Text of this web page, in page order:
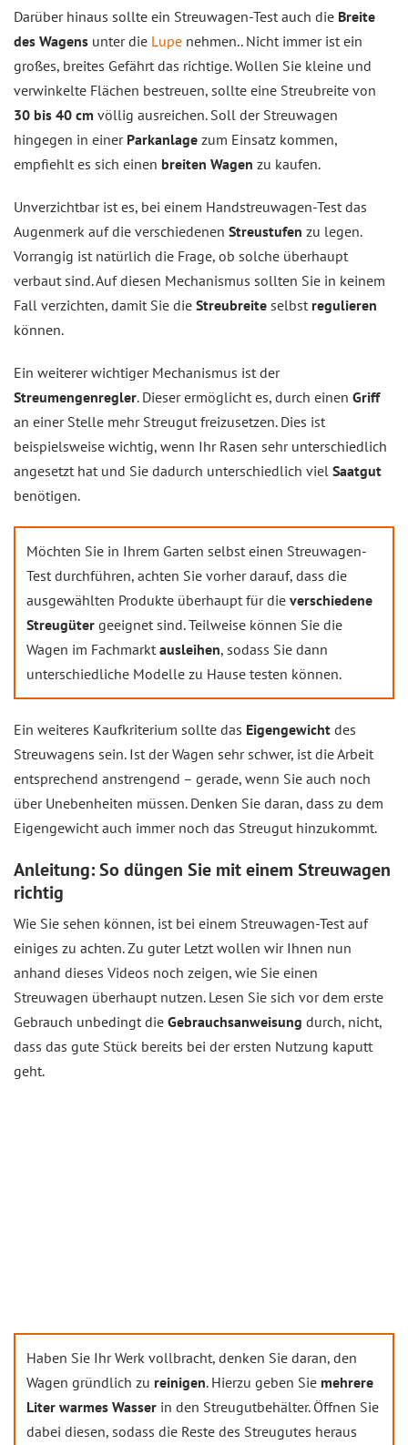
Darüber hinaus sollte ein Streuwagen-Test auch die Breite
des Wagens unter die Lupe nehmen.. Nicht immer ist ein
großes, breites Gefährt das richtige. Wollen Sie kleine und
verwinkelte Flächen bestreuen, sollte eine Streubreite von
30 bis 40 cm völlig ausreichen. Soll der Streuwagen
hingegen in einer Parkanlage zum Einsatz kommen,
empfiehlt es sich einen breiten Wagen zu kaufen.
Unverzichtbar ist es, bei einem Handstreuwagen-Test das
Augenmerk auf die verschiedenen Streustufen zu legen.
Vorrangig ist natürlich die Frage, ob solche überhaupt
verbaut sind. Auf diesen Mechanismus sollten Sie in keinem
Fall verzichten, damit Sie die Streubreite selbst regulieren
können.
Ein weiterer wichtiger Mechanismus ist der
Streumengenregler. Dieser ermöglicht es, durch einen Griff
an einer Stelle mehr Streugut freizusetzen. Dies ist
beispielsweise wichtig, wenn Ihr Rasen sehr unterschiedlich
angesetzt hat und Sie dadurch unterschiedlich viel Saatgut
benötigen.
Möchten Sie in Ihrem Garten selbst einen Streuwagen-
Test durchführen, achten Sie vorher darauf, dass die
ausgewählten Produkte überhaupt für die verschiedene
Streugüter geeignet sind. Teilweise können Sie die
Wagen im Fachmarkt ausleihen, sodass Sie dann
unterschiedliche Modelle zu Hause testen können.
Ein weiteres Kaufkriterium sollte das Eigengewicht des
Streuwagens sein. Ist der Wagen sehr schwer, ist die Arbeit
entsprechend anstrengend – gerade, wenn Sie auch noch
über Unebenheiten müssen. Denken Sie daran, dass zu dem
Eigengewicht auch immer noch das Streugut hinzukommt.
Anleitung: So düngen Sie mit einem Streuwagen
richtig
Wie Sie sehen können, ist bei einem Streuwagen-Test auf
einiges zu achten. Zu guter Letzt wollen wir Ihnen nun
anhand dieses Videos noch zeigen, wie Sie einen
Streuwagen überhaupt nutzen. Lesen Sie sich vor dem erste
Gebrauch unbedingt die Gebrauchsanweisung durch, nicht,
dass das gute Stück bereits bei der ersten Nutzung kaputt
geht.
Haben Sie Ihr Werk vollbracht, denken Sie daran, den
Wagen gründlich zu reinigen. Hierzu geben Sie mehrere
Liter warmes Wasser in den Streugutbehälter. Öffnen Sie
dabei diesen, sodass die Reste des Streugutes heraus